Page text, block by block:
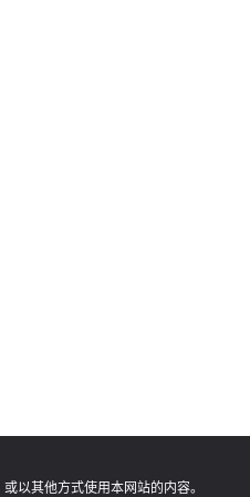
以其他方式使用本网站的内容。